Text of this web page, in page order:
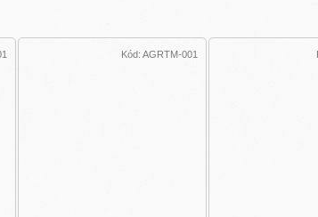
Kód: AGRTM-001